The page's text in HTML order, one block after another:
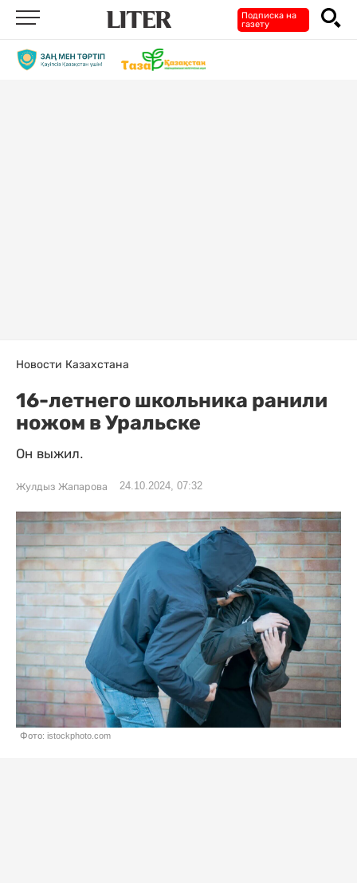
Подписка на
газету
Новости Казахстана
16-летнего школьника ранили
ножом в Уральске
Он выжил.
Жулдыз Жапарова 24.10.2024, 07:32
Фото: istockphoto.com